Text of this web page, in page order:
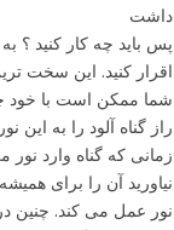
داشت
پس باید چه کار کنید ؟
اقرار کنید. این سخت
شما ممکن است با خود
راز گناه آلود را به
زمانی که گناه وارد
نیاورید آن را برای
نور عمل می کند. چنین